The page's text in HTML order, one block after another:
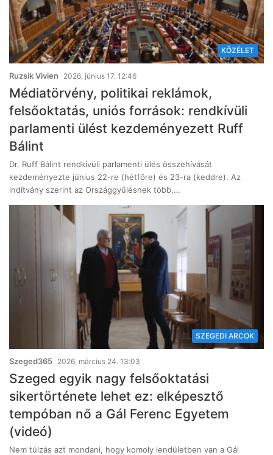
KÖZÉLET
Ruzsik Vivien 2026, június 17. 12:46
Médiatörvény, politikai reklámok,
felsőoktatás, uniós források: rendkívüli
parlamenti ülést kezdeményezett Ruff
Bálint
Dr. Ruff Bálint rendkívüli parlamenti ülés összehívását
kezdeményezte június 22-re (hétfőre) és 23-ra (keddre). Az
indítvány szerint az Országgyűlésnek több,…
SZEGEDI ARCOK
Szeged365 2026, március 24. 13:03
Szeged egyik nagy felsőoktatási
sikertörténete lehet ez: elképesztő
tempóban nő a Gál Ferenc Egyetem
(videó)
Nem túlzás azt mondani, hogy komoly lendületben van a Gál